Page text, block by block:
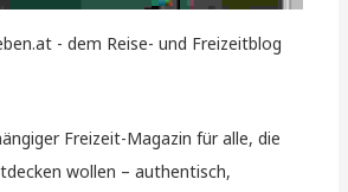
- dem Reise- und Freizeitblog
Freizeit-Magazin für alle, die
wollen – authentisch,